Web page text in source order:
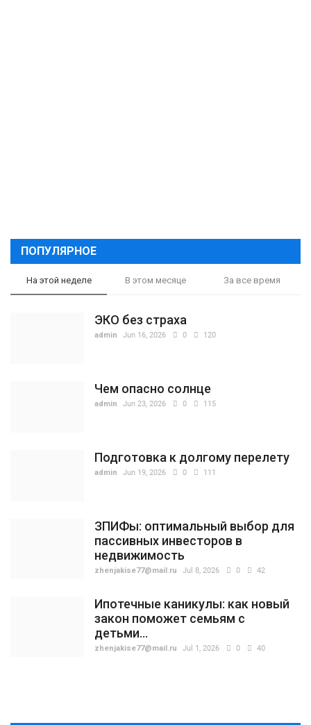
ПОПУЛЯРНОЕ
На этой неделе В этом месяце За все время
ЭКО без страха
admin Jun 16, 2026 0 120
Чем опасно солнце
admin Jun 23, 2026 0 115
Подготовка к долгому перелету
admin Jun 19, 2026 0 111
ЗПИФы: оптимальный выбор для
пассивных инвесторов в
недвижимость
zhenjakise77@mail.ru Jul 8, 2026 0 42
Ипотечные каникулы: как новый
закон поможет семьям с
детьми...
zhenjakise77@mail.ru Jul 1, 2026 0 40